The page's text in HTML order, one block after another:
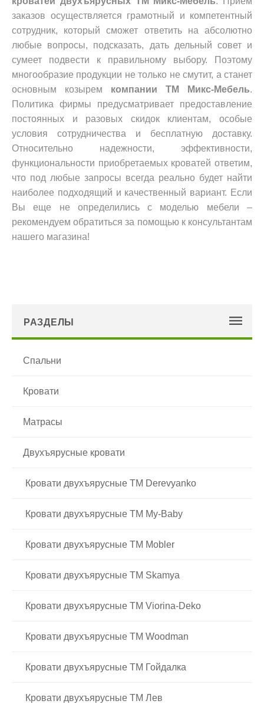
заказов осуществляется грамотный и компетентный
сотрудник, который сможет ответить на абсолютно
любые вопросы, подсказать, дать дельный совет и
сумеет подвести к правильному выбору. Поэтому
многообразие продукции не только не смутит, а станет
основным козырем компании ТМ Микс-Мебель.
Политика фирмы предусматривает предоставление
постоянных и разовых скидок клиентам, особые
условия сотрудничества и бесплатную доставку.
Относительно надежности, эффективности,
функциональности приобретаемых кроватей ответим,
что под любые запросы всегда реально будет найти
наиболее подходящий и качественный вариант. Если
Вы еще не определились с моделью мебели –
рекомендуем обратиться за помощью к консультантам
нашего магазина!
РАЗДЕЛЫ
Спальни
Кровати
Матрасы
Двухъярусные кровати
Кровати двухъярусные TM Derevyanko
Кровати двухъярусные TM My-Baby
Кровати двухъярусные ТМ Mobler
Кровати двухъярусные ТМ Skamya
Кровати двухъярусные ТМ Viorina-Deko
Кровати двухъярусные ТМ Woodman
Кровати двухъярусные ТМ Гойдалка
Кровати двухъярусные ТМ Лев